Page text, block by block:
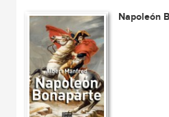
Napoleón